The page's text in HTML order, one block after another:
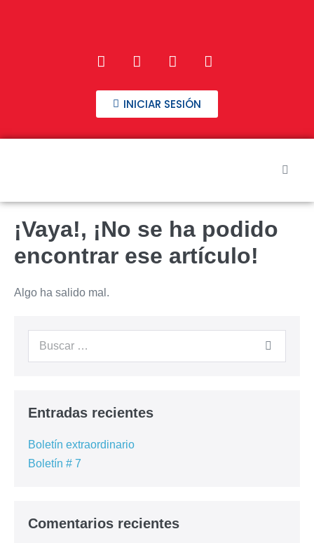
INICIAR SESIÓN
Inicio
Nuestros Cursos
Contacto
¡Vaya!, ¡No se ha podido
encontrar ese artículo!
Algo ha salido mal.
Entradas recientes
Boletín extraordinario
Boletín # 7
Comentarios recientes